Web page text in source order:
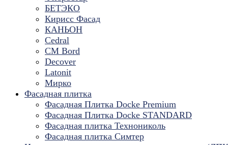
БЕТЭКО
Кирисс Фасад
КАНЬОН
Cedral
CM Bord
Decover
Latonit
Мирко
Фасадная плитка
Фасадная Плитка Docke Premium
Фасадная Плитка Docke STANDARD
Фасадная плитка Технониколь
Фасадная плитка Симтер